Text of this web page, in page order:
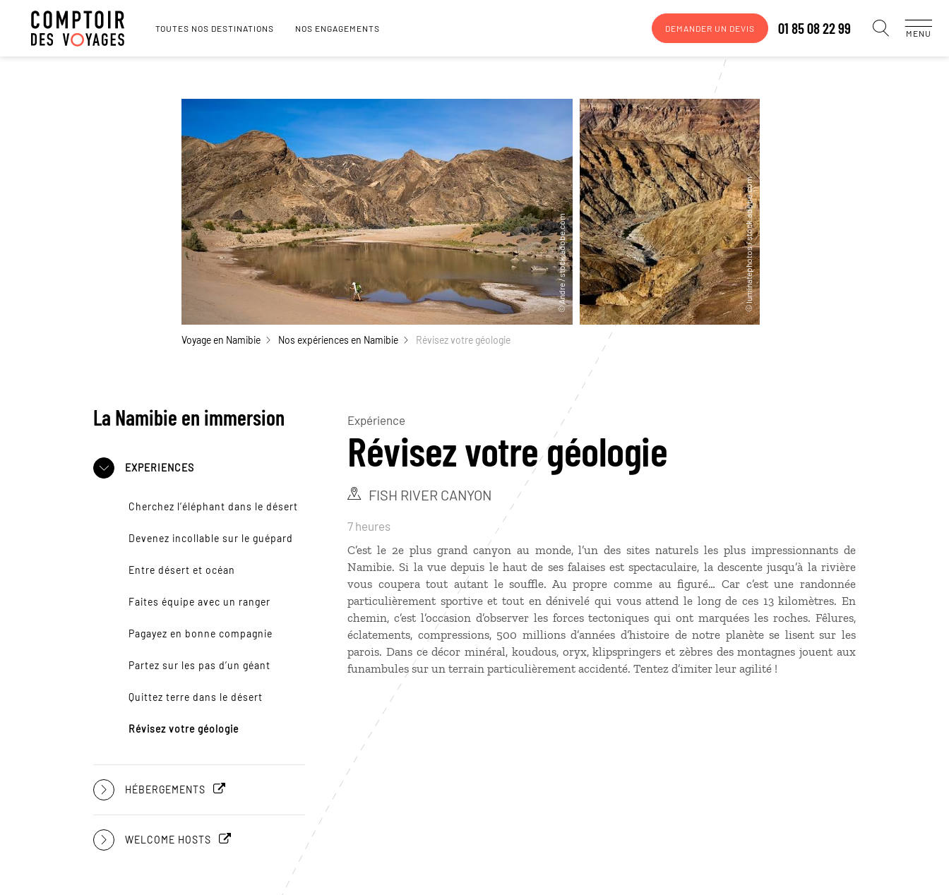
TOUTES NOS DESTINATIONS NOS ENGAGEMENTS DEMANDER UN DEVIS 01 85 08 22 99 MENU
Voyage en Namibie Nos expériences en Namibie Révisez votre géologie
La Namibie en immersion
EXPERIENCES
Cherchez l’éléphant dans le désert
Devenez incollable sur le guépard
Entre désert et océan
Faites équipe avec un ranger
Pagayez en bonne compagnie
Partez sur les pas d’un géant
Quittez terre dans le désert
Révisez votre géologie
HÉBERGEMENTS
WELCOME HOSTS
Expérience
Révisez votre géologie
FISH RIVER CANYON
7 heures
C’est le 2e plus grand canyon au monde, l’un des sites naturels les plus impressionnants de
Namibie. Si la vue depuis le haut de ses falaises est spectaculaire, la descente jusqu’à la rivière
vous coupera tout autant le souffle. Au propre comme au figuré… Car c’est une randonnée
particulièrement sportive et tout en dénivelé qui vous attend le long de ces 13 kilomètres. En
chemin, c’est l’occasion d’observer les forces tectoniques qui ont marquées les roches. Fêlures,
éclatements, compressions, 500 millions d’années d’histoire de notre planète se lisent sur les
parois. Dans ce décor minéral, koudous, oryx, klipspringers et zèbres des montagnes jouent aux
funambules sur un terrain particulièrement accidenté. Tentez d’imiter leur agilité !